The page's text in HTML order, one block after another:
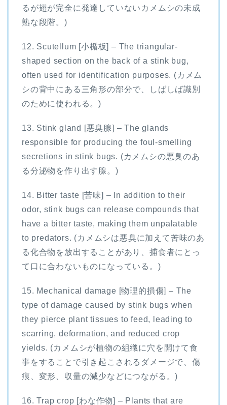
るが翅が完全に発達していないカメムシの未成
熟な段階。)
12. Scutellum [小楯板] – The triangular-
shaped section on the back of a stink bug,
often used for identification purposes. (カメム
シの背中にある三角形の部分で、しばしば識別
のために使われる。)
13. Stink gland [悪臭腺] – The glands
responsible for producing the foul-smelling
secretions in stink bugs. (カメムシの悪臭のあ
る分泌物を作り出す腺。)
14. Bitter taste [苦味] – In addition to their
odor, stink bugs can release compounds that
have a bitter taste, making them unpalatable
to predators. (カメムシは悪臭に加えて苦味のあ
る化合物を放出することがあり、捕食者にとっ
て口に合わないものになっている。)
15. Mechanical damage [物理的損傷] – The
type of damage caused by stink bugs when
they pierce plant tissues to feed, leading to
scarring, deformation, and reduced crop
yields. (カメムシが植物の組織に穴を開けて食
事をすることで引き起こされるダメージで、傷
痕、変形、収量の減少などにつながる。)
16. Trap crop [わな作物] – Plants that are